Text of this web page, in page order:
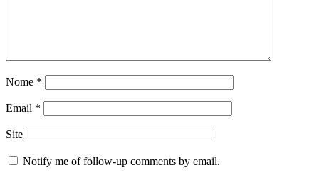
Nome *
Email *
Site
Notify me of follow-up comments by email.